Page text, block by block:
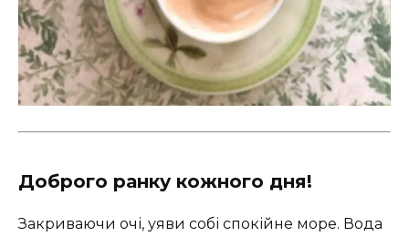
Доброго ранку кожного дня!
Закриваючи очі, уяви собі спокійне море. Вода